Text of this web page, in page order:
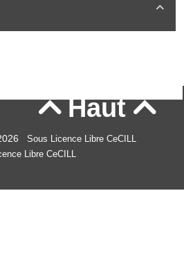

Haut
Sous Licence Libre CeCILL
Libre CeCILL